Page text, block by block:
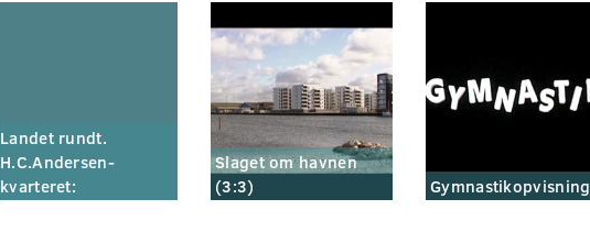
Landet rundt.
H.C.Andersen-
kvarteret:
Slaget om havnen
(3:3)
Gymnastikopvisning